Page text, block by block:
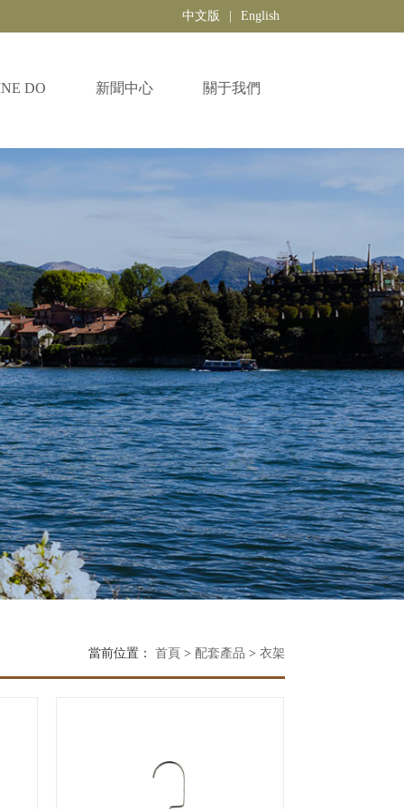
中文版 English
DO 新聞中心 關于我們
當前位置： 首頁 > 配套產品 > 衣架